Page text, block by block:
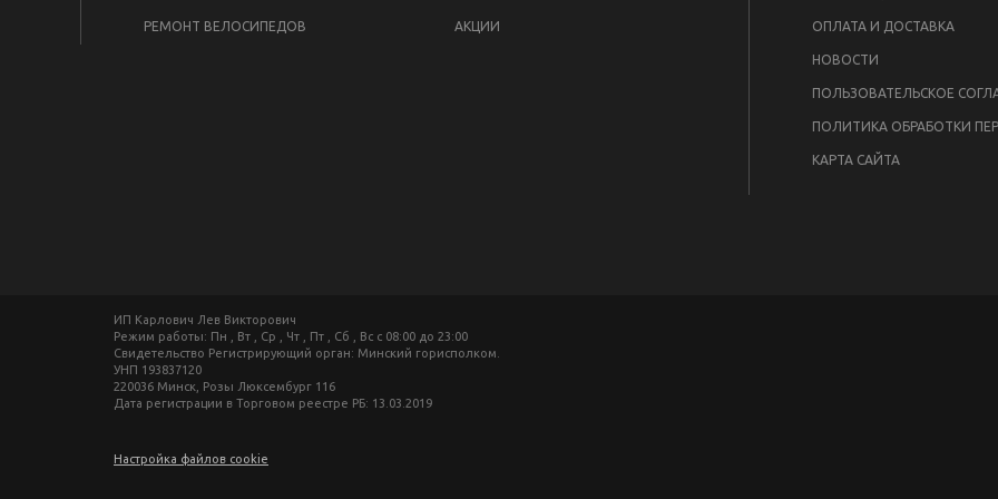
РЕМОНТ ВЕЛОСИПЕДОВ АКЦИИ ОПЛАТА И ДОСТАВКА
НОВОСТИ
ПОЛЬЗОВАТЕЛЬСКОЕ
КАРТА САЙТА
ИП Карлович Лев Викторович
Режим работы: Пн , Вт , Ср , Чт , Пт , Сб , Вс c 08:00 до 23:00
Свидетельство Регистрирующий орган: Минский горисполком.
УНП 193837120
220036 Минск, Розы Люксембург 116
Дата регистрации в Торговом реестре РБ: 13.03.2019
Настройка файлов cookie